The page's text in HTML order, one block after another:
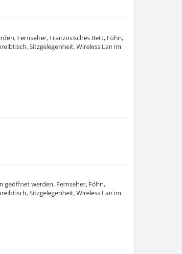
Fernseher, Französisches Bett, Föhn,
Sitzgelegenheit, Wireless Lan im
geöffnet werden, Fernseher, Föhn,
Sitzgelegenheit, Wireless Lan im